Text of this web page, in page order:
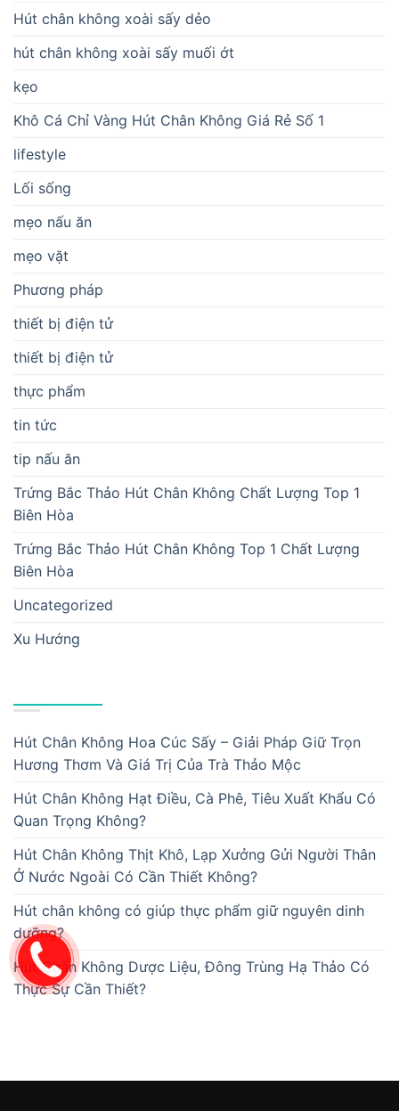
Hút chân không xoài sấy dẻo
hút chân không xoài sấy muối ớt
kẹo
Khô Cá Chỉ Vàng Hút Chân Không Giá Rẻ Số 1
lifestyle
Lối sống
mẹo nấu ăn
mẹo vặt
Phương pháp
thiết bị điện tử
thiết bị điện tử
thực phẩm
tin tức
tip nấu ăn
Trứng Bắc Thảo Hút Chân Không Chất Lượng Top 1
Biên Hòa
Trứng Bắc Thảo Hút Chân Không Top 1 Chất Lượng
Biên Hòa
Uncategorized
Xu Hướng
Hút Chân Không Hoa Cúc Sấy – Giải Pháp Giữ Trọn
Hương Thơm Và Giá Trị Của Trà Thảo Mộc
Hút Chân Không Hạt Điều, Cà Phê, Tiêu Xuất Khẩu Có
Quan Trọng Không?
Hút Chân Không Thịt Khô, Lạp Xưởng Gửi Người Thân
Ở Nước Ngoài Có Cần Thiết Không?
Hút chân không có giúp thực phẩm giữ nguyên dinh
dưỡng?
Hút Chân Không Dược Liệu, Đông Trùng Hạ Thảo Có
Thực Sự Cần Thiết?